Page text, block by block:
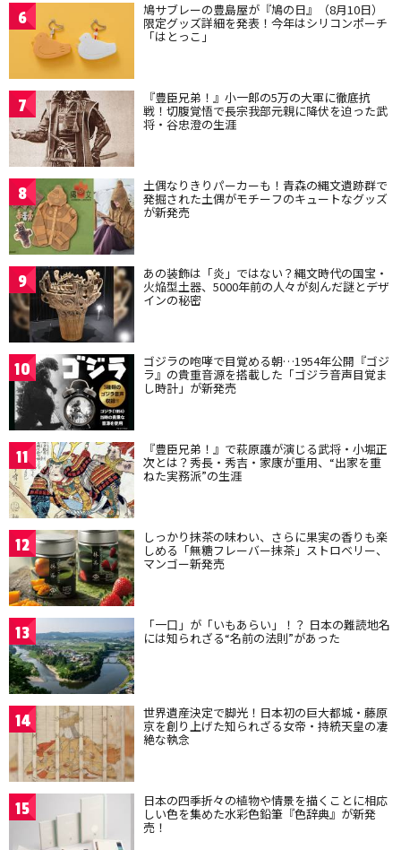
6 鳩サブレーの豊島屋が『鳩の日』（8月10日）
限定グッズ詳細を発表！今年はシリコンポーチ
「はとっこ」
7 『豊臣兄弟！』小一郎の5万の大軍に徹底抗
戦！切腹覚悟で長宗我部元親に降伏を迫った武
将・谷忠澄の生涯
8 土偶なりきりパーカーも！青森の縄文遺跡群で
発掘された土偶がモチーフのキュートなグッズ
が新発売
9 あの装飾は「炎」ではない？縄文時代の国宝・
火焔型土器、5000年前の人々が刻んだ謎とデザ
インの秘密
10 ゴジラの咆哮で目覚める朝…1954年公開『ゴジ
ラ』の貴重音源を搭載した「ゴジラ音声目覚ま
し時計」が新発売
11 『豊臣兄弟！』で萩原護が演じる武将・小堀正
次とは？秀長・秀吉・家康が重用、“出家を重
ねた実務派”の生涯
12 しっかり抹茶の味わい、さらに果実の香りも楽
しめる「無糖フレーバー抹茶」ストロベリー、
マンゴー新発売
13 「一口」が「いもあらい」！？ 日本の難読地名
には知られざる“名前の法則”があった
14 世界遺産決定で脚光！日本初の巨大都城・藤原
京を創り上げた知られざる女帝・持統天皇の凄
絶な執念
15 日本の四季折々の植物や情景を描くことに相応
しい色を集めた水彩色鉛筆『色辞典』が新発
売！